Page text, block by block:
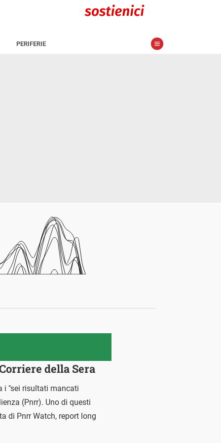
PERIFERIE
della Sera
i "sei risultati mancati
(Pnrr). Uno di questi
di Pnrr Watch, report long